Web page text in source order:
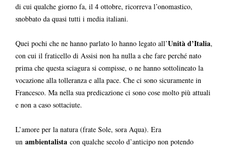
di cui qualche giorno fa, il 4 ottobre, ricorreva l’onomastico,
snobbato da quasi tutti i media italiani.
Quei pochi che ne hanno parlato lo hanno legato all’Unità d’Italia,
con cui il fraticello di Assisi non ha nulla a che fare perché nato
prima che questa sciagura si compisse, o ne hanno sottolineato la
vocazione alla tolleranza e alla pace. Che ci sono sicuramente in
Francesco. Ma nella sua predicazione ci sono cose molto più attuali
e non a caso sottaciute.
L’amore per la natura (frate Sole, sora Aqua). Era
un ambientalista con qualche secolo d’anticipo non potendo